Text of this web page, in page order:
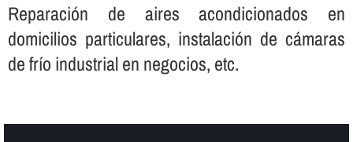
Reparación de aires acondicionados en
domicilios particulares, instalación de cámaras
de frí­o industrial en negocios, etc.